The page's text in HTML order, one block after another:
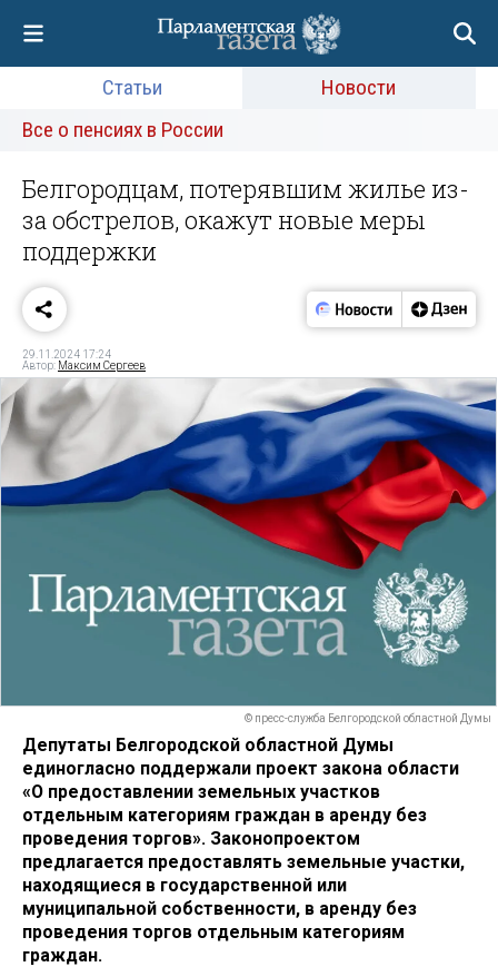
Статьи
Новости
Все о пенсиях в России
Белгородцам, потерявшим жилье из-
за обстрелов, окажут новые меры
поддержки
29.11.2024 17:24
Автор: Максим Сергеев
© пресс-служба Белгородской областной Думы
Депутаты Белгородской областной Думы
единогласно поддержали проект закона области
«О предоставлении земельных участков
отдельным категориям граждан в аренду без
проведения торгов». Законопроектом
предлагается предоставлять земельные участки,
находящиеся в государственной или
муниципальной собственности, в аренду без
проведения торгов отдельным категориям
граждан.